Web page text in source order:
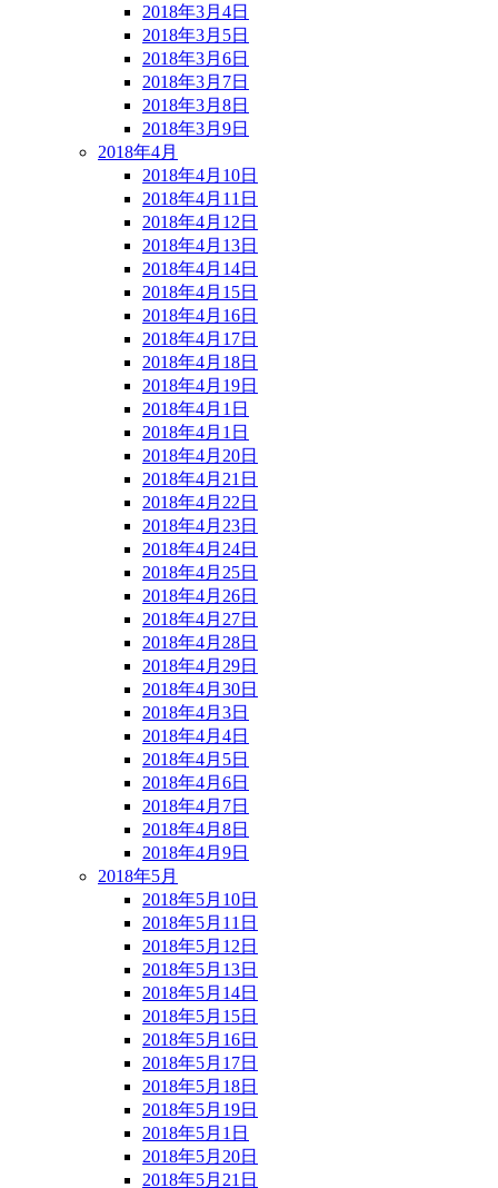
2018年3月4日
2018年3月5日
2018年3月6日
2018年3月7日
2018年3月8日
2018年3月9日
2018年4月
2018年4月10日
2018年4月11日
2018年4月12日
2018年4月13日
2018年4月14日
2018年4月15日
2018年4月16日
2018年4月17日
2018年4月18日
2018年4月19日
2018年4月1日
2018年4月1日
2018年4月20日
2018年4月21日
2018年4月22日
2018年4月23日
2018年4月24日
2018年4月25日
2018年4月26日
2018年4月27日
2018年4月28日
2018年4月29日
2018年4月30日
2018年4月3日
2018年4月4日
2018年4月5日
2018年4月6日
2018年4月7日
2018年4月8日
2018年4月9日
2018年5月
2018年5月10日
2018年5月11日
2018年5月12日
2018年5月13日
2018年5月14日
2018年5月15日
2018年5月16日
2018年5月17日
2018年5月18日
2018年5月19日
2018年5月1日
2018年5月20日
2018年5月21日